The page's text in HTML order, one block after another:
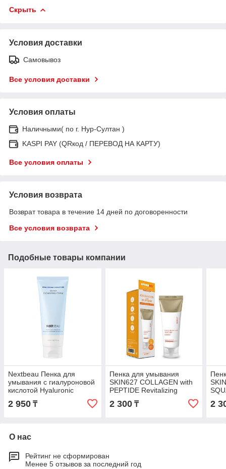
Скрыть
Условия доставки
Самовывоз
Все условия доставки
Условия оплаты
Наличными( по г. Нур-Султан )
KASPI PAY (QRкод / ПЕРЕВОД НА КАРТУ)
Все условия оплаты
Условия возврата
Возврат товара в течение 14 дней по договоренности
Все условия возврата
Подобные товары компании
Nextbeau Пенка для
умывания с гиалуроновой
кислотой Hyaluronic
solution Moist Cleansing
Foam / 150 мл.
2 950 ₸
Пенка для умывания
SKIN627 COLLAGEN with
PEPTIDE Revitalizing
Cleansing Foam Коллаген
и Пептид 150 мл
2 300₸
и
2
О нас
Рейтинг не сформирован
Менее 5 отзывов за последний год